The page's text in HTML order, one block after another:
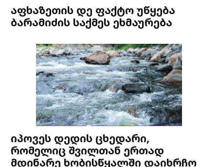
აფხაზეთის დე ფაქტო უწყება
ბარამიძის საქმეს ეხმაურება
იპოვეს დედის ცხედარი,
რომელიც შვილთან ერთად
მდინარე ხობისწყალში დაიხრჩო